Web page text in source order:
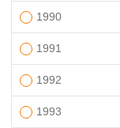
1990
1991
1992
1993